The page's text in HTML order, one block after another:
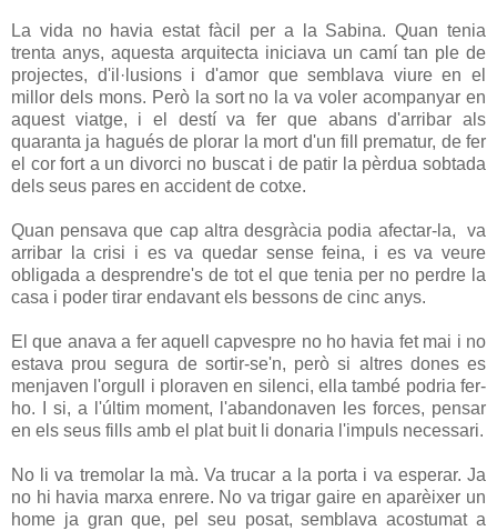
La vida no havia estat fàcil per a la Sabina. Quan tenia
trenta anys, aquesta arquitecta iniciava un camí tan ple de
projectes, d'il·lusions i d'amor que semblava viure en el
millor dels mons. Però la sort no la va voler acompanyar en
aquest viatge, i el destí va fer que abans d'arribar als
quaranta ja hagués de plorar la mort d'un fill prematur, de fer
el cor fort a un divorci no buscat i de patir la pèrdua sobtada
dels seus pares en accident de cotxe.
Quan pensava que cap altra desgràcia podia afectar-la, va
arribar la crisi i es va quedar sense feina, i es va veure
obligada a desprendre's de tot el que tenia per no perdre la
casa i poder tirar endavant els bessons de cinc anys.
El que anava a fer aquell capvespre no ho havia fet mai i no
estava prou segura de sortir-se'n, però si altres dones es
menjaven l'orgull i ploraven en silenci, ella també podria fer-
ho. I si, a l'últim moment, l'abandonaven les forces, pensar
en els seus fills amb el plat buit li donaria l'impuls necessari.
No li va tremolar la mà. Va trucar a la porta i va esperar. Ja
no hi havia marxa enrere. No va trigar gaire en aparèixer un
home ja gran que, pel seu posat, semblava acostumat a